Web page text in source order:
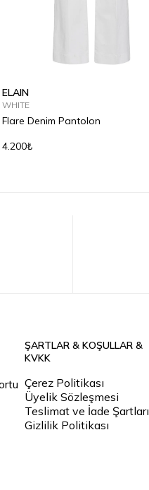
ELAIN
WHITE
Flare Denim Pantolon
4.200₺
ŞARTLAR & KOŞULLAR &
KVKK
Çerez Politikası
Üyelik Sözleşmesi
Teslimat ve İade Şartları
Gizlilik Politikası